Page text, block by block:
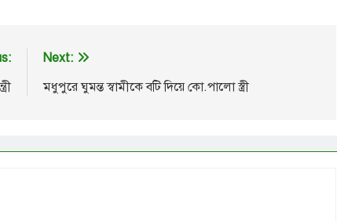
Next:
মধুপুরে ঘুমন্ত স্বামীকে বটি দিয়ে কো.পালো স্ত্রী